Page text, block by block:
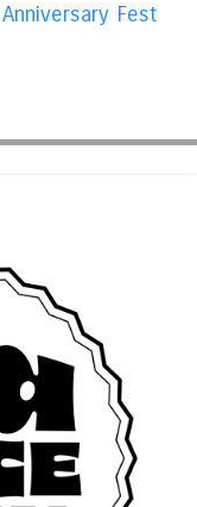
Anniversary Fest